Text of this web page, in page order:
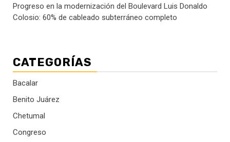
Progreso en la modernización del Boulevard Luis Donaldo
Colosio: 60% de cableado subterráneo completo
CATEGORÍAS
Bacalar
Benito Juárez
Chetumal
Congreso